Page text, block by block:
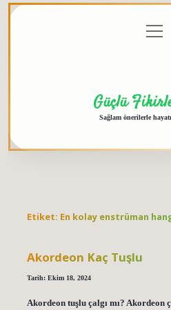
aç
Güçlü
Sağlam önerilerle
Etiket: En kolay enstrüman
Akordeon Kaç Tuşlu
Tarih: Ekim 18, 2024
Akordeon tuşlu çalgı mı?